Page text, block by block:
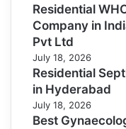
Residential
Company in
Pvt Ltd
July 18, 2026
Residential
in Hyderabad
July 18, 2026
Best